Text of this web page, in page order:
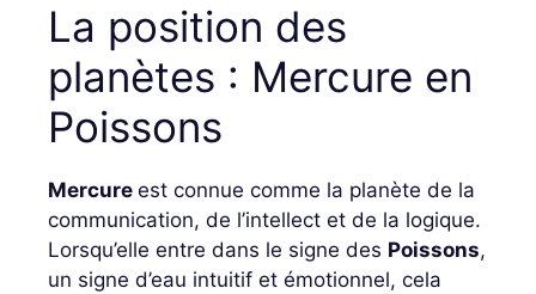
La position des
planètes : Mercure en
Poissons
Mercure est connue comme la planète de la
communication, de l’intellect et de la logique.
Lorsqu’elle entre dans le signe des Poissons,
un signe d’eau intuitif et émotionnel, cela